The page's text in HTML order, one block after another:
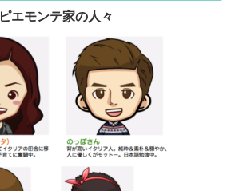
ピエモンテ家の人々